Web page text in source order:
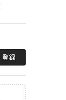
登録